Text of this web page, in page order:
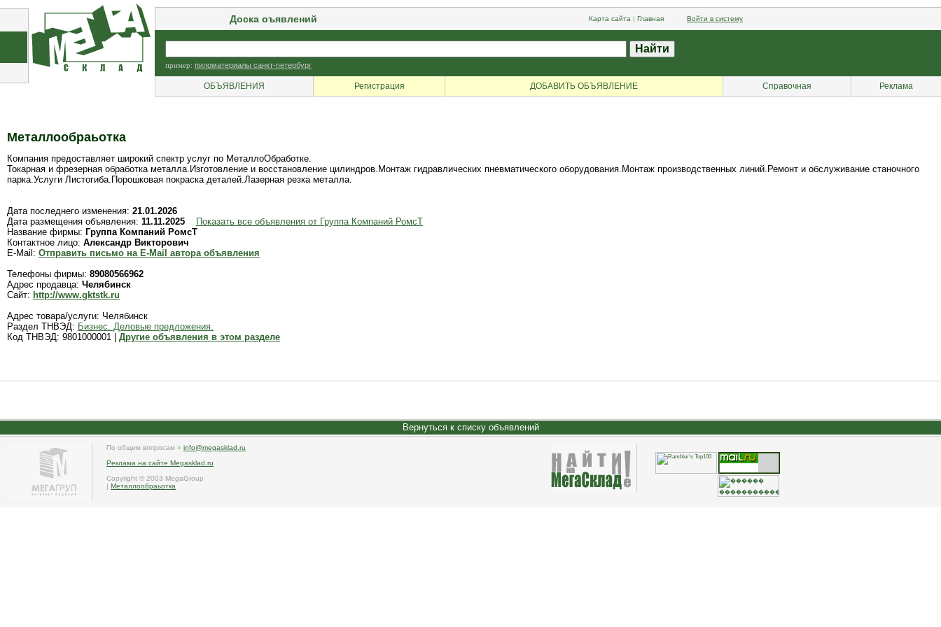
Доска оъявлений Карта сайта | Главная Войти в систему
пример: пиломатериалы санкт-петербург
ОБЪЯВЛЕНИЯ Регистрация ДОБАВИТЬ ОБЪЯВЛЕНИЕ Справочная Реклама
Металлообраьотка
Компания предоставляет широкий спектр услуг по МеталлоОбработке.
Токарная и фрезерная обработка металла.Изготовление и восстановление цилиндров.Монтаж гидравлических пневматического оборудования.Монтаж производственных линий.Ремонт и обслуживание станочного
парка.Услуги Листогиба.Порошковая покраска деталей.Лазерная резка металла.
Дата последнего изменения: 21.01.2026
Дата размещения объявления: 11.11.2025
Показать все объявления от Группа Компаний РомсТ
Название фирмы: Группа Компаний РомсТ
Контактное лицо: Александр Викторович
E-Mail: Отправить письмо на E-Mail автора объявления
Телефоны фирмы: 89080566962
Адрес продавца: Челябинск
Сайт: http://www.gktstk.ru
Адрес товара/услуги: Челябинск
Раздел ТНВЭД: Бизнес. Деловые предложения.
Код ТНВЭД: 9801000001 | Другие объявления в этом разделе
Вернуться к списку объявлений
По общим вопросам » info@megasklad.ru
Реклама на сайте Megasklad.ru
Copyright © 2003 MegaGroup
| Металлообраьотка